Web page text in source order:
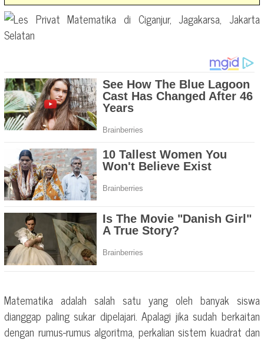
Matematika adalah salah satu yang oleh banyak siswa
dianggap paling sukar dipelajari. Apalagi jika sudah berkaitan
dengan rumus-rumus algoritma, perkalian sistem kuadrat dan